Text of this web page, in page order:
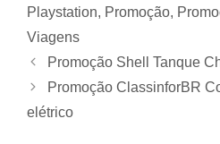
Playstation, Promoção,
Viagens
Promoção Shell Tanque
Promoção ClassinforBR
elétrico